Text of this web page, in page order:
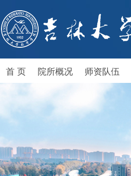
首 页 院所概况 师资队伍